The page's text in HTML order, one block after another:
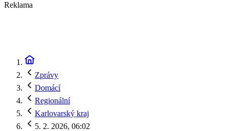
Reklama
Zprávy
Domácí
Regionální
Karlovarský kraj
5. 2. 2026, 06:02